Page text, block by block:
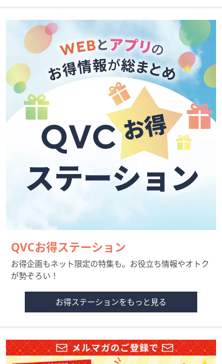
QVCお得ステーション
お得企画もネット限定の特集も。お役立ち情報やオトク
が勢ぞろい！
お得ステーションをもっと見る